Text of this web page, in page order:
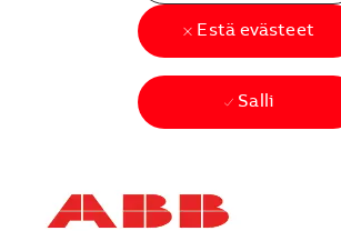
Estä evästeet
Salli